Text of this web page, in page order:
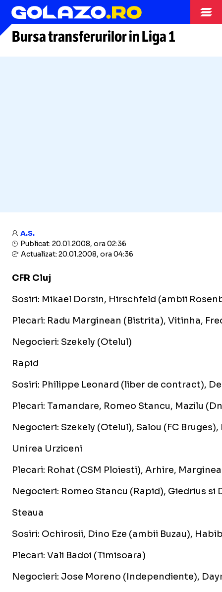
Arhiva fotbal
Bursa transferurilor in Liga 1
A.S.
Publicat: 20.01.2008, ora 02:36
Actualizat: 20.01.2008, ora 04:36
CFR Cluj
Sosiri: Mikael Dorsin, Hirschfeld (ambii
Plecari: Radu Marginean (Bistrita), Vitinha,
Negocieri: Szekely (Otelul)
Rapid
Sosiri: Philippe Leonard (liber de contract),
Plecari: Tamandare, Romeo Stancu, Mazilu
Negocieri: Szekely (Otelul), Salou (FC
Unirea Urziceni
Plecari: Rohat (CSM Ploiesti), Arhire,
Negocieri: Romeo Stancu (Rapid), Giedrius si
Steaua
Sosiri: Ochirosii, Dino Eze (ambii Buzau),
Plecari: Vali Badoi (Timisoara)
Negocieri: Jose Moreno (Independiente),